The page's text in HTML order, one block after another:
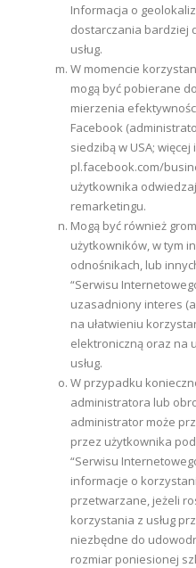
Informacja o
dostarczania bardziej
usług.
W momencie
mogą być pobierane
mierzenia
Facebook
siedzibą w USA;
pl.facebook.com/
użytkownika
remarketingu.
Mogą być również
użytkowników, w tym
odnośnikach, lub
“Serwisu
uzasadniony interes
na ułatwieniu
elektroniczną oraz na
usług.
W przypadku
administratora lub
administrator może
przez użytkownika
“Serwisu
informacje o
przetwarzane, jeżeli
korzystania z usług
niezbędne do
rozmiar poniesionej